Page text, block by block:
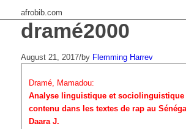
afrobib.com
dramé2000
August 21, 2017/by Flemming Harrev
Dramé, Mamadou:
Analyse linguistique et sociolinguistique
contenu dans les textes de rap au
Daara J.